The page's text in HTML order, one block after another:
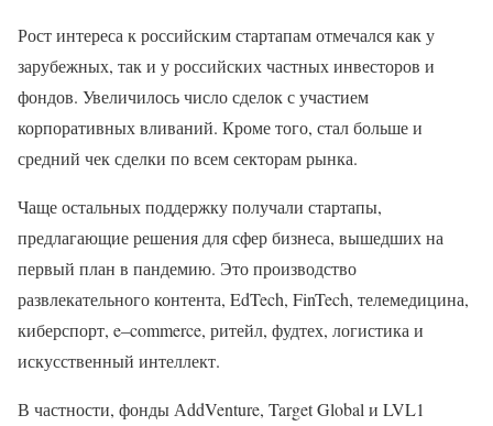
Рост интереса к российским стартапам отмечался как у
зарубежных, так и у российских частных инвесторов и
фондов. Увеличилось число сделок с участием
корпоративных вливаний. Кроме того, стал больше и
средний чек сделки по всем секторам рынка.
Чаще остальных поддержку получали стартапы,
предлагающие решения для сфер бизнеса, вышедших на
первый план в пандемию. Это производство
развлекательного контента, EdTech, FinTech, телемедицина,
киберспорт, e–commerce, ритейл, фудтех, логистика и
искусственный интеллект.
В частности, фонды АddVenture, Target Global и LVL1